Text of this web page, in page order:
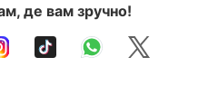
де вам зручно!